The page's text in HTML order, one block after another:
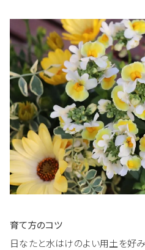
育て方のコツ
日なたと水はけのよい用土を好